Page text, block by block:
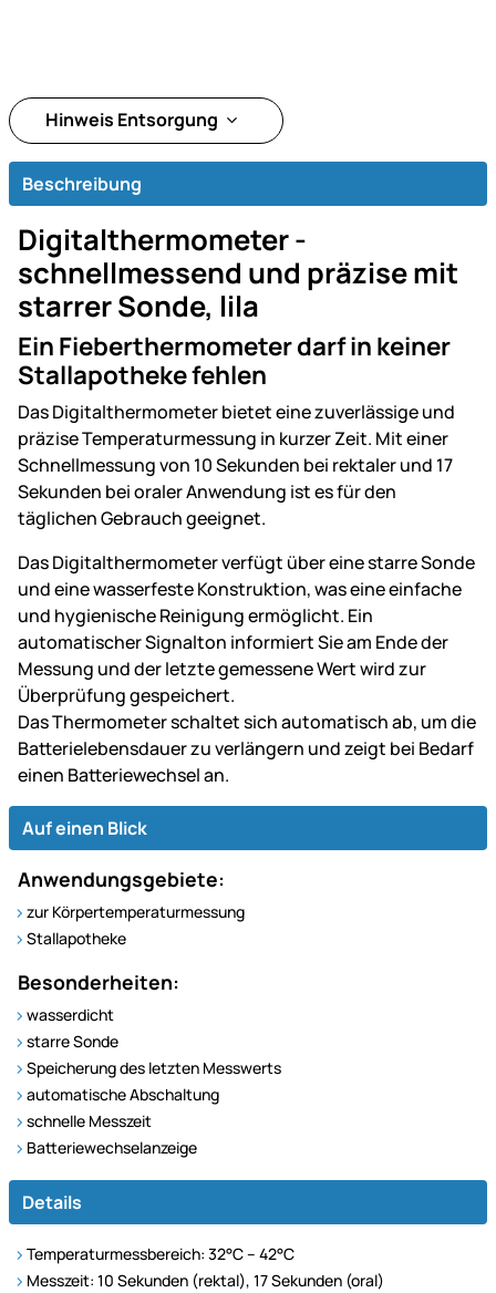
Hinweis Entsorgung
Beschreibung
Digitalthermometer -
schnellmessend und präzise mit
starrer Sonde, lila
Ein Fieberthermometer darf in keiner
Stallapotheke fehlen
Das Digitalthermometer bietet eine zuverlässige und
präzise Temperaturmessung in kurzer Zeit. Mit einer
Schnellmessung von 10 Sekunden bei rektaler und 17
Sekunden bei oraler Anwendung ist es für den
täglichen Gebrauch geeignet.
Das Digitalthermometer verfügt über eine starre Sonde
und eine wasserfeste Konstruktion, was eine einfache
und hygienische Reinigung ermöglicht. Ein
automatischer Signalton informiert Sie am Ende der
Messung und der letzte gemessene Wert wird zur
Überprüfung gespeichert.
Das Thermometer schaltet sich automatisch ab, um die
Batterielebensdauer zu verlängern und zeigt bei Bedarf
einen Batteriewechsel an.
Auf einen Blick
Anwendungsgebiete:
zur Körpertemperaturmessung
Stallapotheke
Besonderheiten:
wasserdicht
starre Sonde
Speicherung des letzten Messwerts
automatische Abschaltung
schnelle Messzeit
Batteriewechselanzeige
Details
Temperaturmessbereich: 32°C – 42°C
Messzeit: 10 Sekunden (rektal), 17 Sekunden (oral)